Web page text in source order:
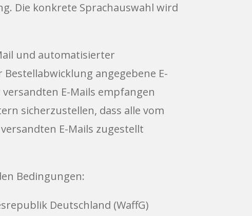
Die konkrete Sprachauswahl wird
und automatisierter
angegebene E-
E-Mails empfangen
sicherzustellen, dass alle vom
E-Mails zugestellt
Bedingungen:
Deutschland (WaffG)